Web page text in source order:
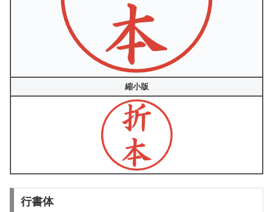
縮小版
行書体